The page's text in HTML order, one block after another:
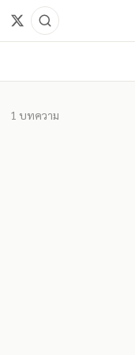
1 บทความ